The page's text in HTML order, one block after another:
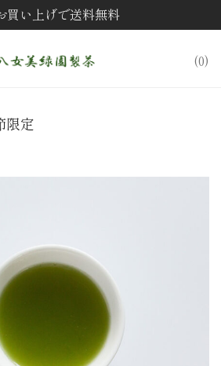
買い上げで送料無料
0
限定